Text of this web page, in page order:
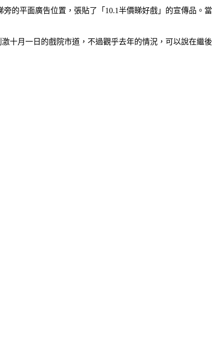
的平面廣告位置，張貼了「10.1半價睇好戲」的宣傳品。當
十月一日的戲院市道，不過觀乎去年的情況，可以說在繼後